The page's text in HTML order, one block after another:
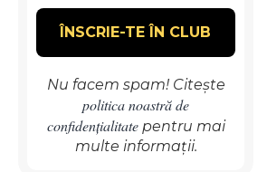
Nu facem spam! Citește
politica noastră de
confidențialitatepentru mai
multe informații.